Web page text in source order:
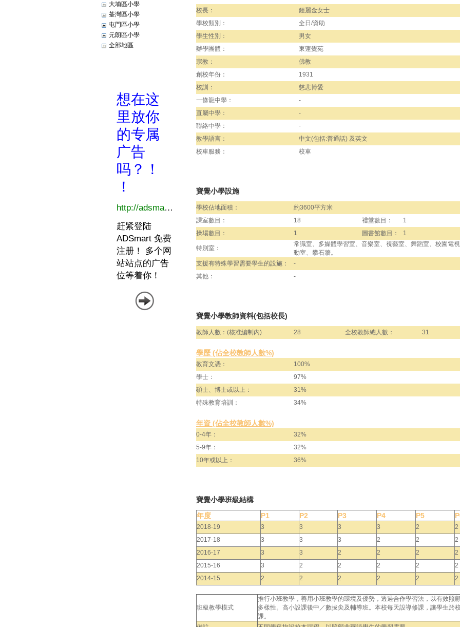
大埔區小學
荃灣區小學
屯門區小學
元朗區小學
全部地區
校長：
鍾麗金女士
學校類別：
全日/資助
學生性別：
男女
辦學團體：
東蓮覺苑
宗教：
佛教
創校年份：
1931
校訓：
慈悲博愛
一條龍中學：
-
直屬中學：
-
聯絡中學：
-
教學語言：
中文(包括:普通話) 及英文
校車服務：
校車
寶覺小學設施
學校佔地面積：
約3600平方米
課室數目：
18 禮堂數目：
1
操場數目：
1 圖書館數目： 1
特別室：
常識室、多媒體學習室、音樂室、視藝室、舞蹈室、校園電
動室、攀石牆。
支援有特殊學習需要學生的設施：
-
其他：
-
寶覺小學教師資料(包括校長)
教師人數：(核准編制內) 28 全校教師總人數： 31
學歷 (佔全校教師人數%)
教育文憑：
100%
學士：
97%
碩士、博士或以上：
31%
特殊教育培訓：
34%
年資 (佔全校教師人數%)
0-4年：
32%
5-9年：
32%
10年或以上：
36%
寶覺小學班級結構
年度
P1 P2 P3 P4 P5
2018-19 3 3 3 3 2
2
2017-18
3 3 3 2 2
2
2016-17
3 3 2 2 2
2
2015-16
3 2 2 2 2
2
2014-15
2 2 2 2 2 2
班級教學模式
推行小班教學，善用小班教學的環境及優勢，透過合作學習法，以有效照
多樣性。高小設課後中／數拔尖及輔導班。本校每天設導修課，讓學生於
課。